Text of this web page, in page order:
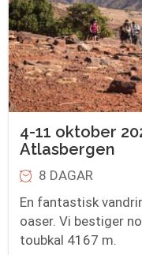
4-11 oktober
Atlasbergen
8 DAGAR
En fantastisk
oaser. Vi bestiger
toubkal 4167 m.